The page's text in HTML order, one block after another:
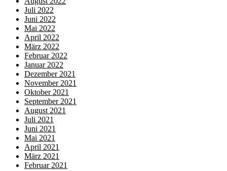
Juli 2022
Juni 2022
Mai 2022
April 2022
März 2022
Februar 2022
Januar 2022
Dezember 2021
November 2021
Oktober 2021
September 2021
August 2021
Juli 2021
Juni 2021
Mai 2021
April 2021
März 2021
Februar 2021